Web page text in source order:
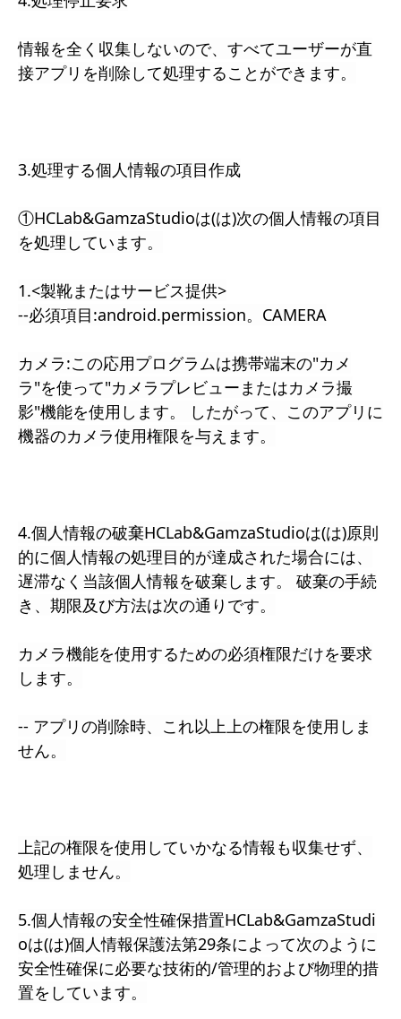
情報を全く収集しないので、すべてユーザーが直
接アプリを削除して処理することができます。
3.処理する個人情報の項目作成
①HCLab&GamzaStudioは(は)次の個人情報の項目
を処理しています。
1.<製靴またはサービス提供>
--必須項目:android.permission。CAMERA
カメラ:この応用プログラムは携帯端末の"カメ
ラ"を使って"カメラプレビューまたはカメラ撮
影"機能を使用します。 したがって、このアプリに
機器のカメラ使用権限を与えます。
4.個人情報の破棄HCLab&GamzaStudioは(は)原則
的に個人情報の処理目的が達成された場合には、
遅滞なく当該個人情報を破棄します。 破棄の手続
き、期限及び方法は次の通りです。
カメラ機能を使用するための必須権限だけを要求
します。
-- アプリの削除時、これ以上上の権限を使用しま
せん。
上記の権限を使用していかなる情報も収集せず、
処理しません。
5.個人情報の安全性確保措置HCLab&GamzaStudi
oは(は)個人情報保護法第29条によって次のように
安全性確保に必要な技術的/管理的および物理的措
置をしています。